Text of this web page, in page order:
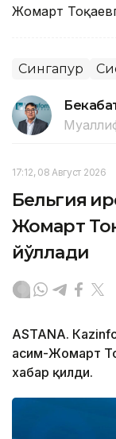
Жомарт
Сингапур
17:12, 08 Август 2026
Бельгия
Жомарт
йўллади
ASTANА.
Қасим-Жомарт
хабар қилди.